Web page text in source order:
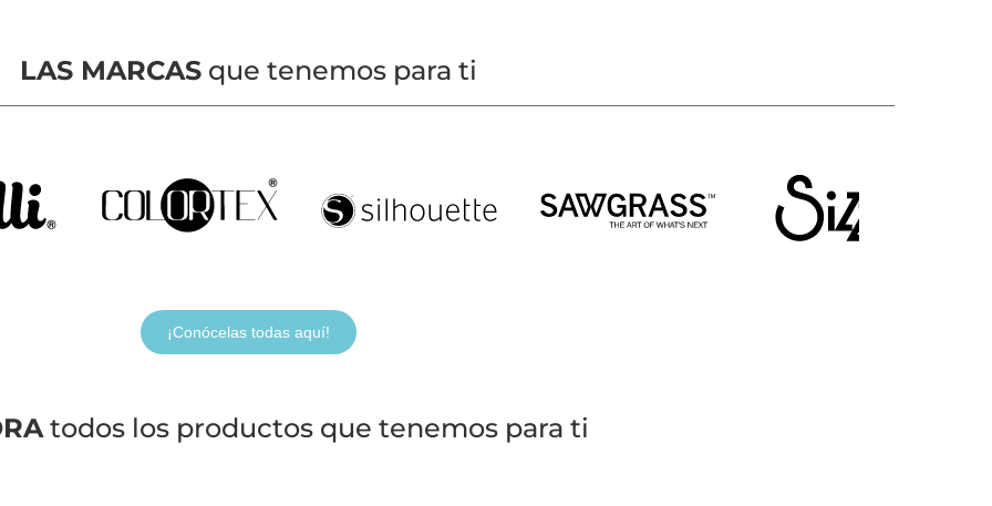
LAS MARCASque tenemos para ti
¡Conócelas todas aquí!
todos los productos que tenemos para ti